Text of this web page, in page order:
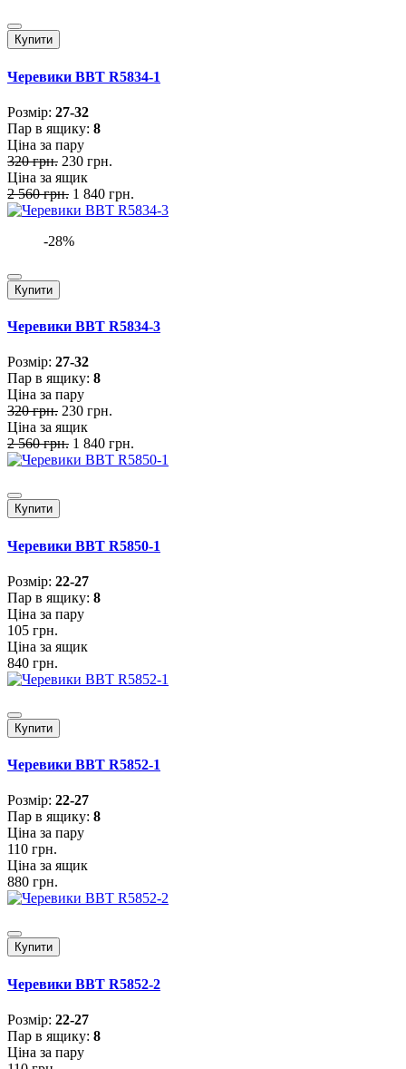
Купити
Черевики BBT R5834-1
Розмiр: 27-32
Пар в ящику: 8
Ціна за пару
320 грн. 230 грн.
Ціна за ящик
2 560 грн. 1 840 грн.
-28%
Купити
Черевики BBT R5834-3
Розмiр: 27-32
Пар в ящику: 8
Ціна за пару
320 грн. 230 грн.
Ціна за ящик
2 560 грн. 1 840 грн.
Купити
Черевики BBT R5850-1
Розмiр: 22-27
Пар в ящику: 8
Ціна за пару
105 грн.
Ціна за ящик
840 грн.
Купити
Черевики BBT R5852-1
Розмiр: 22-27
Пар в ящику: 8
Ціна за пару
110 грн.
Ціна за ящик
880 грн.
Купити
Черевики BBT R5852-2
Розмiр: 22-27
Пар в ящику: 8
Ціна за пару